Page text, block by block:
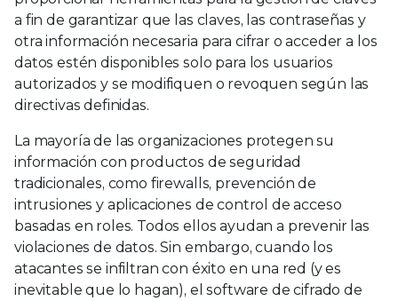
a fin de garantizar que las claves, las contraseñas y
otra información necesaria para cifrar o acceder a los
datos estén disponibles solo para los usuarios
autorizados y se modifiquen o revoquen según las
directivas definidas.
La mayoría de las organizaciones protegen su
información con productos de seguridad
tradicionales, como firewalls, prevención de
intrusiones y aplicaciones de control de acceso
basadas en roles. Todos ellos ayudan a prevenir las
violaciones de datos. Sin embargo, cuando los
atacantes se infiltran con éxito en una red (y es
inevitable que lo hagan), el software de cifrado de